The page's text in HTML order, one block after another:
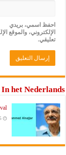
احفظ اسمي، بريدي
الإلكتروني، والموقع
تعليقي.
In het Nederlands